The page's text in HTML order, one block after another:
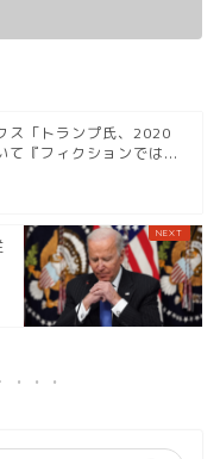
ス「トランプ氏、2020
て『フィクションでは...